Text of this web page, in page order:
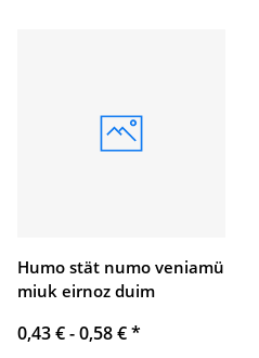
Humo stät numo veniamü
miuk eirnoz duim
0,43 € -0,58 €*